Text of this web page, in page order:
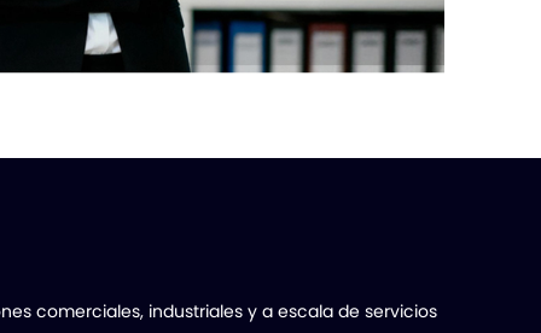
comerciales, industriales y a escala de servicios